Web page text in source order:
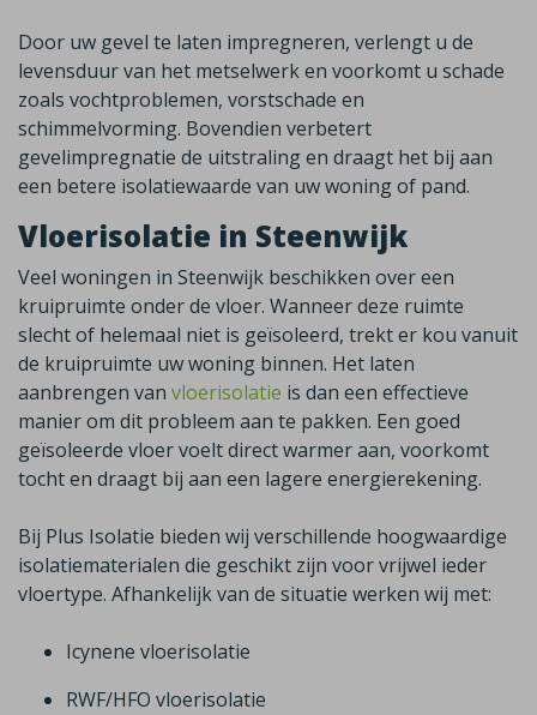
Door uw gevel te laten impregneren, verlengt u de
levensduur van het metselwerk en voorkomt u schade
zoals vochtproblemen, vorstschade en
schimmelvorming. Bovendien verbetert
gevelimpregnatie de uitstraling en draagt het bij aan
een betere isolatiewaarde van uw woning of pand.
Vloerisolatie in Steenwijk
Veel woningen in Steenwijk beschikken over een
kruipruimte onder de vloer. Wanneer deze ruimte
slecht of helemaal niet is geïsoleerd, trekt er kou vanuit
de kruipruimte uw woning binnen. Het laten
aanbrengen van vloerisolatie is dan een effectieve
manier om dit probleem aan te pakken. Een goed
geïsoleerde vloer voelt direct warmer aan, voorkomt
tocht en draagt bij aan een lagere energierekening.
Bij Plus Isolatie bieden wij verschillende hoogwaardige
isolatiematerialen die geschikt zijn voor vrijwel ieder
vloertype. Afhankelijk van de situatie werken wij met:
Icynene vloerisolatie
RWF/HFO vloerisolatie